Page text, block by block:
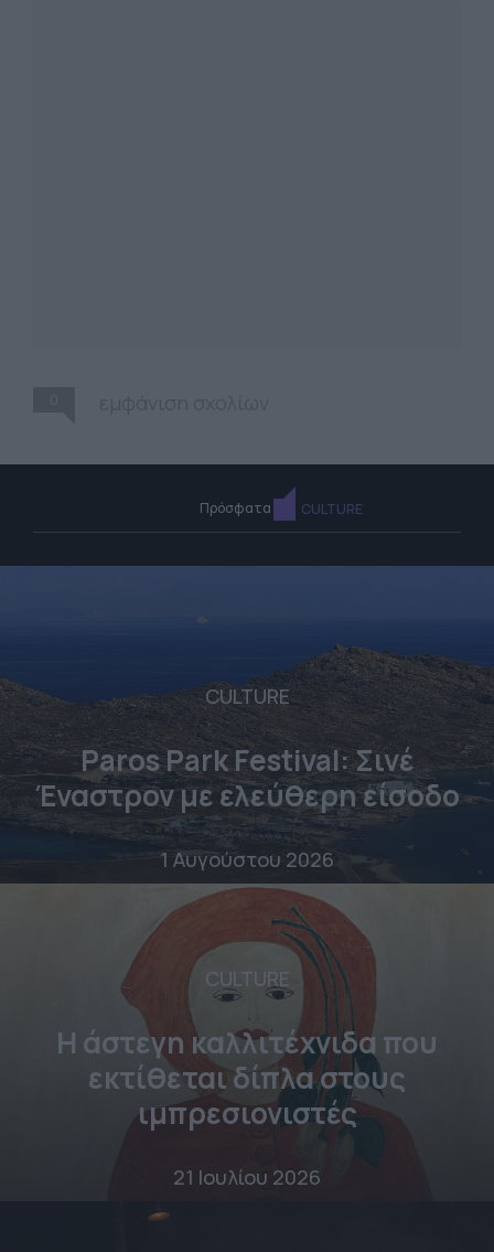
Πρόσφατα CULTURE
CULTURE
Paros Park Festival: Σινέ
Έναστρον με ελεύθερη είσοδο
1 Αυγούστου 2026
CULTURE
Η άστεγη καλλιτέχνιδα που
εκτίθεται δίπλα στους
ιμπρεσιονιστές
21 Ιουλίου 2026